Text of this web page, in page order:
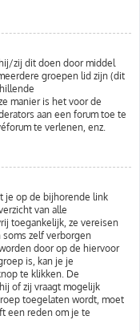
zij dit doen door middel
groepen lid zijn (dit
manier is het voor de
aan een forum toe te
te verlenen, enz.
je op de bijhorende link
van alle
toegankelijk, ze vereisen
zelf verborgen
door op de hiervoor
is, kan je je
te klikken. De
of zij vraagt mogelijk
toegelaten wordt, moet
een reden om je te